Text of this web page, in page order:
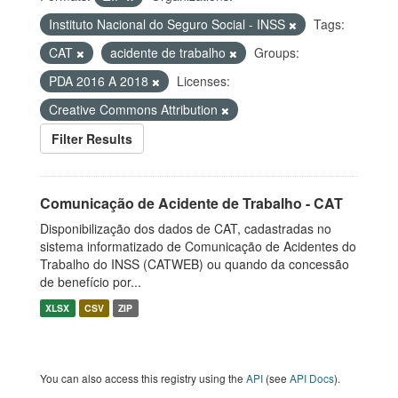
Instituto Nacional do Seguro Social - INSS
Tags:
CAT
acidente de trabalho
Groups:
PDA 2016 A 2018
Licenses:
Creative Commons Attribution
Filter Results
Comunicação de Acidente de Trabalho - CAT
Disponibilização dos dados de CAT, cadastradas no
sistema informatizado de Comunicação de Acidentes do
Trabalho do INSS (CATWEB) ou quando da concessão
de benefício por...
XLSX CSV ZIP
You can also access this registry using the API (see API Docs).